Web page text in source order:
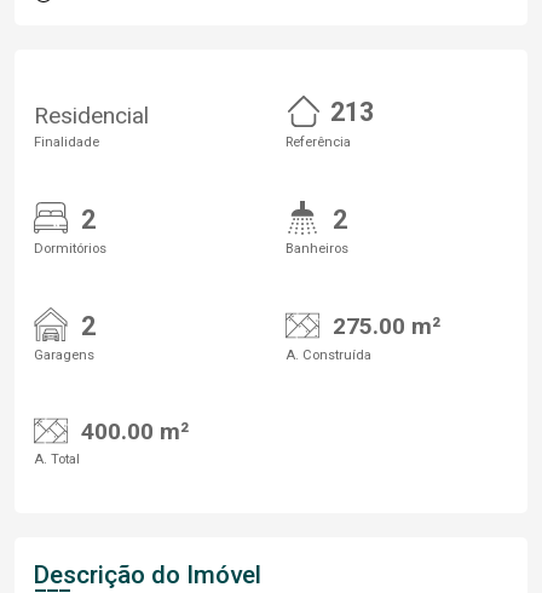
Residencial
Finalidade
213
Referência
2
Dormitórios
2
Banheiros
2
Garagens
275.00 m²
A. Construída
400.00 m²
A. Total
Descrição do Imóvel